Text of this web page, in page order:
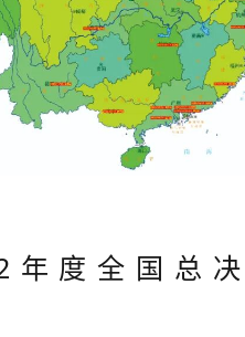
年度全国总